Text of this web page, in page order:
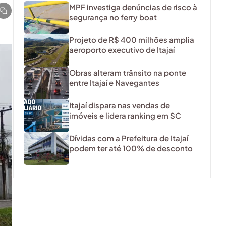
MPF investiga denúncias de risco à
segurança no ferry boat
Projeto de R$ 400 milhões amplia
aeroporto executivo de Itajaí
Obras alteram trânsito na ponte
entre Itajaí e Navegantes
Itajaí dispara nas vendas de
imóveis e lidera ranking em SC
Dívidas com a Prefeitura de Itajaí
podem ter até 100% de desconto